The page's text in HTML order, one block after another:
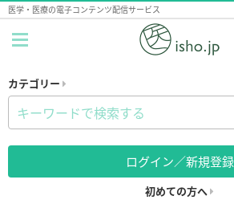
医学・医療の電子コンテンツ配信サービス
カテゴリー
ログイン／新規登録
初めての方へ